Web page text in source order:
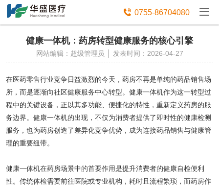
 0755-86704080
健康一体机：药房转型健康服务的核心引擎
网站编辑：超级管理员 │ 发表时间：2026-04-27
在医药零售行业竞争日益激烈的今天，药房不再是单纯的药品销售场
所，而是逐渐向社区健康服务中心转型。健康一体机作为这一转型过
程中的关键设备，正以其多功能、便捷化的特性，重新定义药房的服
务边界。健康一体机的出现，不仅为消费者提供了即时性的健康检测
服务，也为药房创造了差异化竞争优势，成为连接药品销售与健康管
理的重要纽带。
健康一体机在药房场景中的首要作用是提升消费者的健康自检便利
性。传统体检需要前往医院或专业机构，耗时且流程繁琐，而药房作